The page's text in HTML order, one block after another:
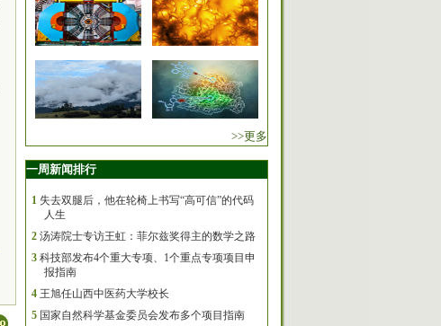
>>更多
一周新闻排行
1 失去双腿后，他在轮椅上书写“高可信”的代码
人生
2 汤涛院士专访王虹：菲尔兹奖得主的数学之路
3 科技部发布4个重大专项、1个重点专项项目申
报指南
4 王旭任山西中医药大学校长
5 国家自然科学基金委员会发布多个项目指南